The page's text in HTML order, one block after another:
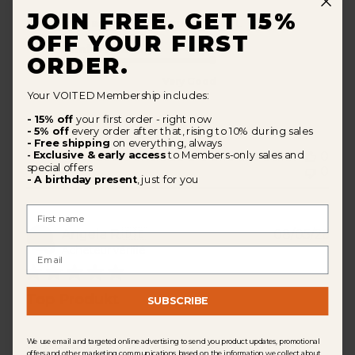
Size Purchased: M Regular Size:
Comfort Rating
Cette critique a-t-elle été utile?
Angela R.🇩🇪
Acheteur vérifié
Qualität und Lieferung vom Feinsten
de
08/05/26
JOIN FREE. GET 15%
OFF YOUR FIRST
ORDER.
Your VOITED Membership includes:
- 15% off your first order - right now
- 5% offevery order after that, rising to 10% during sales
- Free shipping on everything, always
- Exclusive & early accessto Members-only sales and
special offers
- A birthday present, just for you
SUBSCRIBE
We use email and targeted online advertising to send you product updates, promotional